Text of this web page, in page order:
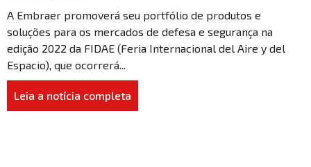
A Embraer promoverá seu portfólio de produtos e
soluções para os mercados de defesa e segurança na
edição 2022 da FIDAE (Feria Internacional del Aire y del
Espacio), que ocorrerá...
Leia a notícia completa